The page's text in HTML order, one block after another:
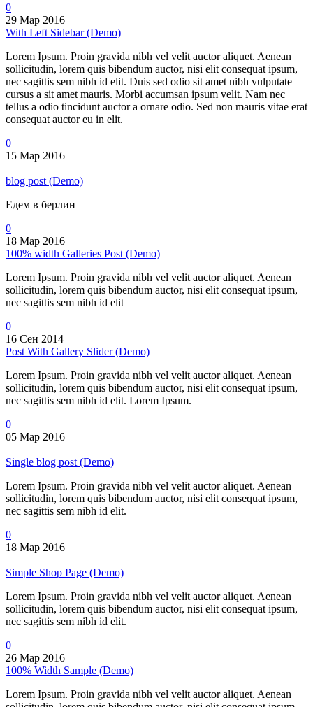
0
29 Мар 2016
With Left Sidebar (Demo)
Lorem Ipsum. Proin gravida nibh vel velit auctor aliquet. Aenean
sollicitudin, lorem quis bibendum auctor, nisi elit consequat ipsum,
nec sagittis sem nibh id elit. Duis sed odio sit amet nibh vulputate
cursus a sit amet mauris. Morbi accumsan ipsum velit. Nam nec
tellus a odio tincidunt auctor a ornare odio. Sed non mauris vitae erat
consequat auctor eu in elit.
0
15 Мар 2016
blog post (Demo)
Едем в берлин
0
18 Мар 2016
100% width Galleries Post (Demo)
Lorem Ipsum. Proin gravida nibh vel velit auctor aliquet. Aenean
sollicitudin, lorem quis bibendum auctor, nisi elit consequat ipsum,
nec sagittis sem nibh id elit
0
16 Сен 2014
Post With Gallery Slider (Demo)
Lorem Ipsum. Proin gravida nibh vel velit auctor aliquet. Aenean
sollicitudin, lorem quis bibendum auctor, nisi elit consequat ipsum,
nec sagittis sem nibh id elit. Lorem Ipsum.
0
05 Мар 2016
Single blog post (Demo)
Lorem Ipsum. Proin gravida nibh vel velit auctor aliquet. Aenean
sollicitudin, lorem quis bibendum auctor, nisi elit consequat ipsum,
nec sagittis sem nibh id elit.
0
18 Мар 2016
Simple Shop Page (Demo)
Lorem Ipsum. Proin gravida nibh vel velit auctor aliquet. Aenean
sollicitudin, lorem quis bibendum auctor, nisi elit consequat ipsum,
nec sagittis sem nibh id elit.
0
26 Мар 2016
100% Width Sample (Demo)
Lorem Ipsum. Proin gravida nibh vel velit auctor aliquet. Aenean